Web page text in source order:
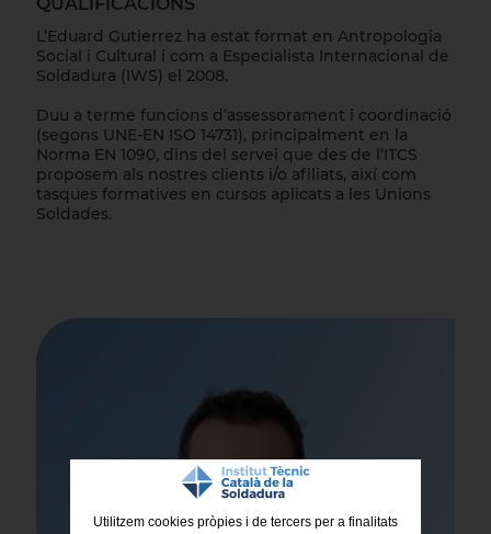
QUALIFICACIONS
L’Eduard Gutierrez ha estat format en Antropologia
Social i Cultural i com a Especialista Internacional de
Soldadura (IWS) el 2008.
Duu a terme funcions d’assessorament i coordinació
(segons UNE-EN ISO 14731), principalment en la
Norma EN 1090, dins del servei que des de l’ITCS
proposem als nostres clients i/o afiliats, així com
tasques formatives en cursos aplicats a les Unions
Soldades.
Utilitzem cookies pròpies i de tercers per a finalitats